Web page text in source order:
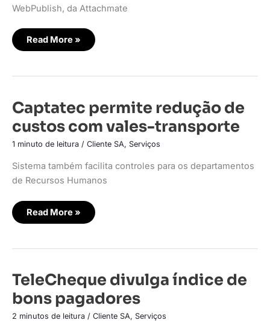
WebPublish, da Attachmate
Read More »
Captatec permite redução de
custos com vales-transporte
1 minuto de leitura / Cliente SA, Serviços
Sistema também facilita controles para os departamentos
de Recursos Humanos
Captatec
permite
redução
de
custos
com
transporte
Read More »
TeleCheque divulga índice de
bons pagadores
2 minutos de leitura / Cliente SA, Serviços
TeleCheque
divulga
de
pagadores